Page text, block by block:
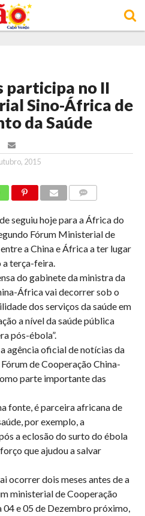
participa no II
Sino-África de
da Saúde
2015
seguiu hoje para a África do
Fórum Ministerial de
a China e África a ter lugar
a terça-feira.
do gabinete da ministra da
África vai decorrer sob o
dos serviços da saúde em
a nível da saúde pública
pós-ébola”.
agência oficial de notícias da
de Cooperação China-
parte importante das
fonte, é parceira africana de
por exemplo, a
a eclosão do surto do ébola
que ajudou a salvar
ocorrer dois meses antes de a
ministerial de Cooperação
e 05 de Dezembro próximo,